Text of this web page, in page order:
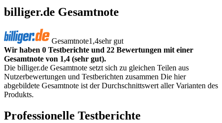
billiger.de Gesamtnote
Gesamtnote1,4sehr gut
Wir haben 0 Testberichte und 22 Bewertungen mit einer
Gesamtnote von 1,4 (sehr gut).
Die billiger.de Gesamtnote setzt sich zu gleichen Teilen aus
Nutzerbewertungen und Testberichten zusammen Die hier
abgebildete Gesamtnote ist der Durchschnittswert aller Varianten des
Produkts.
Professionelle Testberichte